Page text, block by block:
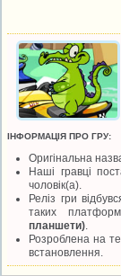
ІНФОРМАЦІЯ ПРО ГРУ:
Оригінальна
Наші гравці
чоловік(а).
Реліз гри
таких
планшети)
Розроблена на
встановлення.